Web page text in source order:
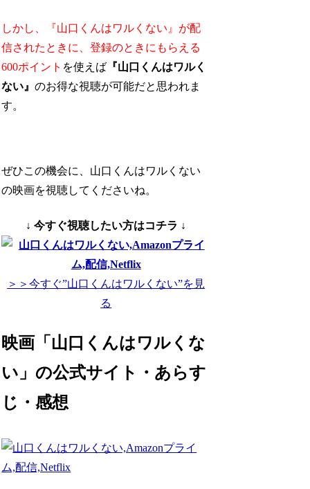
しかし、『山口くんはワルくない』が配
信されたときに、登録のときにもらえる
600ポイント を使えば 『山口くんはワルく
ない』のお得な視聴が可能だと思われま
す。
ぜひこの機会に、山口くんはワルくない
の映画を視聴してくださいね。
↓ 今すぐ視聴したい方はコチラ ↓
＞＞今すぐ”山口くんはワルくない”を見
る
映画「山口くんはワルくな
い」の公式サイト・あらす
じ・感想